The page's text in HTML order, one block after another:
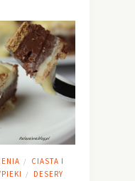
/
CIASTA I
/ DESERY